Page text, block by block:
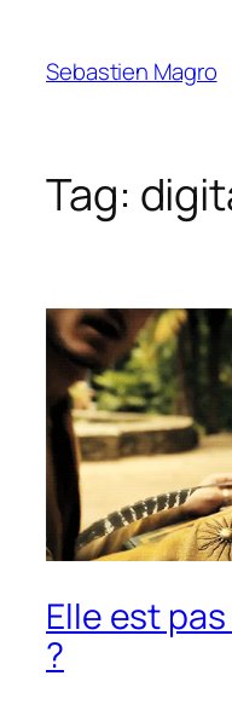
content
Sebastien Magro
Tag:
Elle est
?